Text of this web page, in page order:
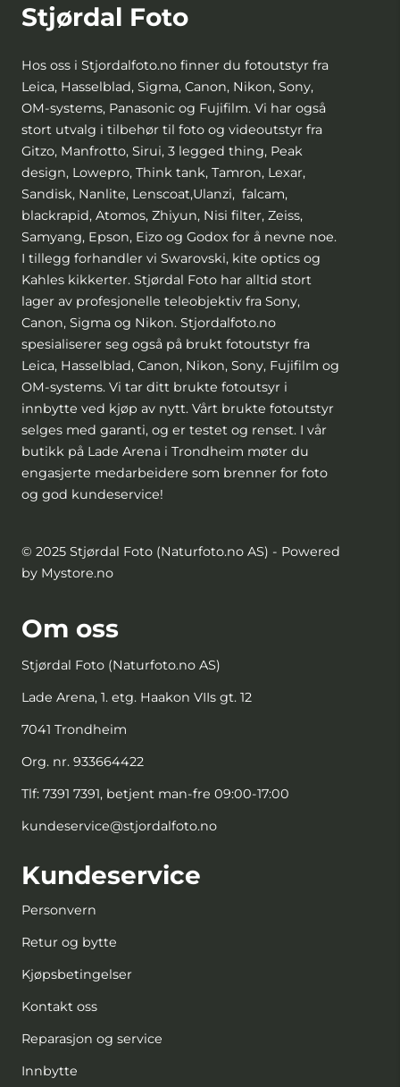
Stjørdal Foto
Hos oss i Stjordalfoto.no finner du fotoutstyr fra
Leica, Hasselblad, Sigma, Canon, Nikon, Sony,
OM-systems, Panasonic og Fujifilm. Vi har også
stort utvalg i tilbehør til foto og videoutstyr fra
Gitzo, Manfrotto, Sirui, 3 legged thing, Peak
design, Lowepro, Think tank, Tamron, Lexar,
Sandisk, Nanlite, Lenscoat,Ulanzi, falcam,
blackrapid, Atomos, Zhiyun, Nisi filter, Zeiss,
Samyang, Epson, Eizo og Godox for å nevne noe.
I tillegg forhandler vi Swarovski, kite optics og
Kahles kikkerter. Stjørdal Foto har alltid stort
lager av profesjonelle teleobjektiv fra Sony,
Canon, Sigma og Nikon. Stjordalfoto.no
spesialiserer seg også på brukt fotoutstyr fra
Leica, Hasselblad, Canon, Nikon, Sony, Fujifilm og
OM-systems. Vi tar ditt brukte fotoutsyr i
innbytte ved kjøp av nytt. Vårt brukte fotoutstyr
selges med garanti, og er testet og renset. I vår
butikk på Lade Arena i Trondheim møter du
engasjerte medarbeidere som brenner for foto
og god kundeservice!
© 2025 Stjørdal Foto (Naturfoto.no AS) - Powered
by Mystore.no
Om oss
Stjørdal Foto (Naturfoto.no AS)
Lade Arena, 1. etg. Haakon VIIs gt. 12
7041 Trondheim
Org. nr. 933664422
Tlf: 7391 7391, betjent man-fre 09:00-17:00
kundeservice@stjordalfoto.no
Kundeservice
Personvern
Retur og bytte
Kjøpsbetingelser
Kontakt oss
Reparasjon og service
Innbytte